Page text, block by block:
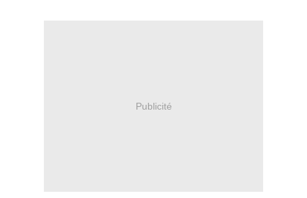
Publicité